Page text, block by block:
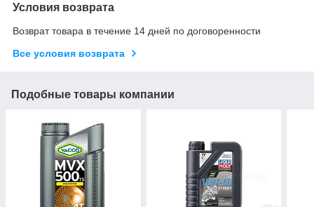
Условия возврата
Возврат товара в течение 14 дней по договоренности
Все условия возврата
Подобные товары компании